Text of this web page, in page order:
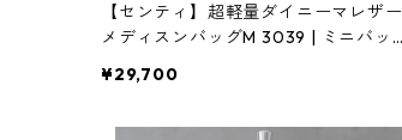
【センティ】超軽量ダイニーマレザー
メディスンバッグM 3039 | ミニバッ
NA(イナセナ)]
¥29,700